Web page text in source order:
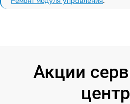
Акции